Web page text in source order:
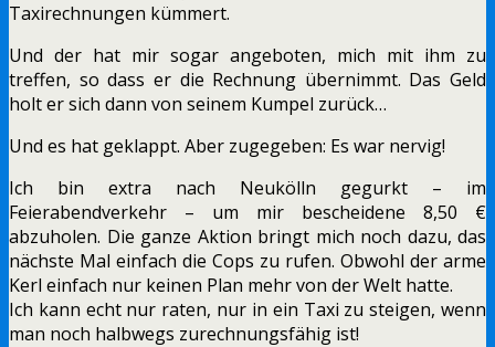
Taxirechnungen kümmert.
Und der hat mir sogar angeboten, mich mit ihm zu
treffen, so dass er die Rechnung übernimmt. Das Geld
holt er sich dann von seinem Kumpel zurück…
Und es hat geklappt. Aber zugegeben: Es war nervig!
Ich bin extra nach Neukölln gegurkt – im
Feierabendverkehr – um mir bescheidene 8,50 €
abzuholen. Die ganze Aktion bringt mich noch dazu, das
nächste Mal einfach die Cops zu rufen. Obwohl der arme
Kerl einfach nur keinen Plan mehr von der Welt hatte.
Ich kann echt nur raten, nur in ein Taxi zu steigen, wenn
man noch halbwegs zurechnungsfähig ist!